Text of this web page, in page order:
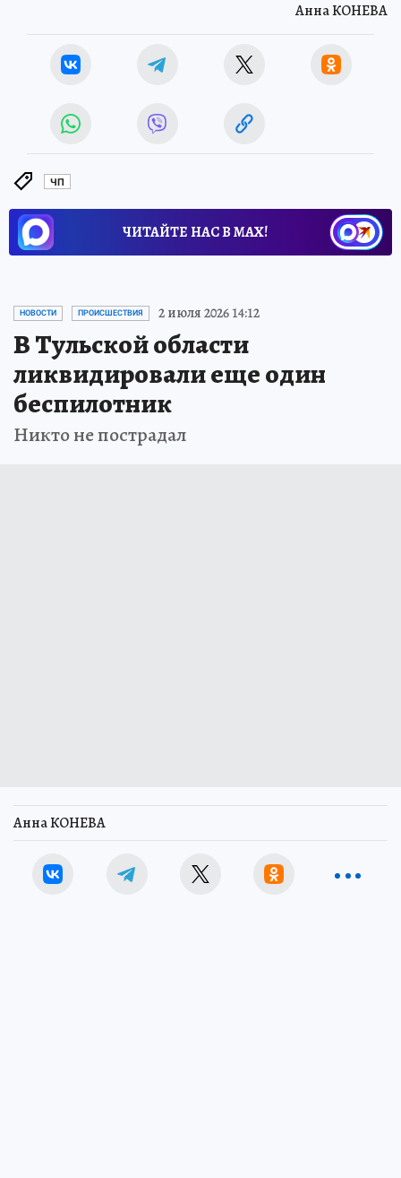
Анна КОНЕВА
ЧП
ЧИТАЙТЕ НАС В МАХ!
НОВОСТИ ПРОИСШЕСТВИЯ 2 июля 2026 14:12
В Тульской области
ликвидировали еще один
беспилотник
Никто не пострадал
Анна КОНЕВА